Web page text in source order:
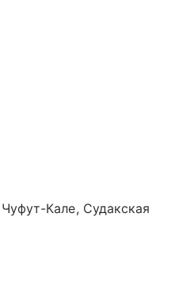
Кале, Судакская